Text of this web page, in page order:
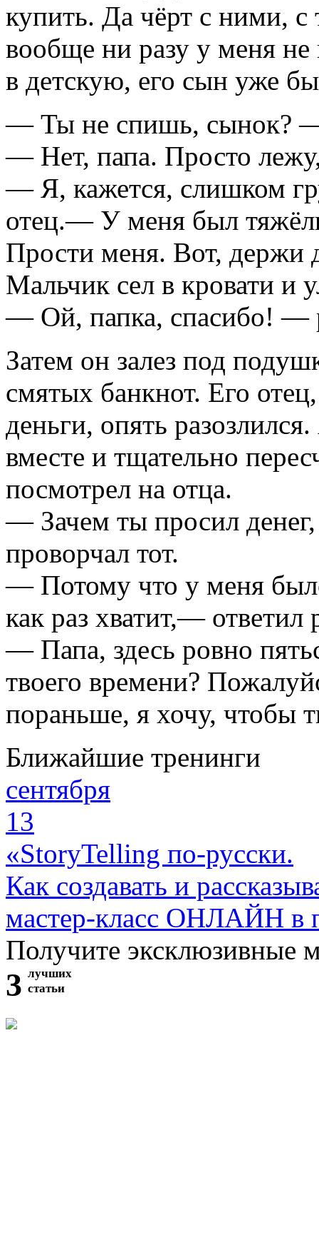
купить. Да чёрт с ними,
вообще ни разу у меня
в детскую, его сын уже
— Ты не спишь, сынок?
— Нет, папа. Просто
— Я, кажется, слишком
отец.— У меня был
Прости меня. Вот, держи
Мальчик сел в кровати и
— Ой, папка, спасибо! —
Затем он залез под
смятых банкнот. Его
деньги, опять
вместе и тщательно
посмотрел на отца.
— Зачем ты просил
проворчал тот.
— Потому что у меня
как раз хватит,— ответил
— Папа, здесь ровно
твоего времени?
пораньше, я хочу, чтобы
Ближайшие тренинги
сентября
13
«StoryTelling по-русски.
Как создавать и
мастер-класс ОНЛАЙН в
Получите эксклюзивные
3 лучших
статьи